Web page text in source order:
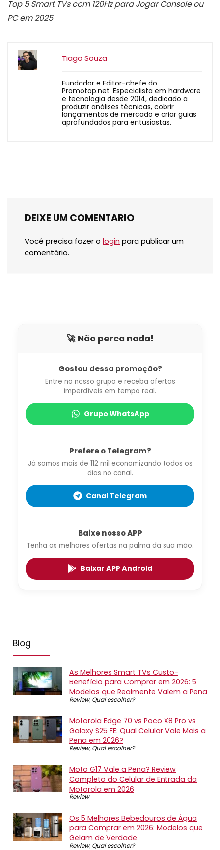
Top 5 Smart TVs com 120Hz para Jogar Console ou
PC em 2025
Tiago Souza
Fundador e Editor-chefe do
Promotop.net. Especialista em hardware
e tecnologia desde 2014, dedicado a
produzir análises técnicas, cobrir
lançamentos de mercado e criar guias
aprofundados para entusiastas.
DEIXE UM COMENTARIO
Você precisa fazer o login para publicar um
comentário.
🚀 Não perca nada!
Gostou dessa promoção?
Entre no nosso grupo e receba ofertas
imperdíveis em tempo real.
Grupo WhatsApp
Prefere o Telegram?
Já somos mais de 112 mil economizando todos os
dias no canal.
Canal Telegram
Baixe nosso APP
Tenha as melhores ofertas na palma da sua mão.
Baixar APP Android
Blog
As Melhores Smart TVs Custo-
Benefício para Comprar em 2026: 5
Modelos que Realmente Valem a Pena
Review, Qual escolher?
Motorola Edge 70 vs Poco X8 Pro vs
Galaxy S25 FE: Qual Celular Vale Mais a
Pena em 2026?
Review, Qual escolher?
Moto G17 Vale a Pena? Review
Completo do Celular de Entrada da
Motorola em 2026
Review
Os 5 Melhores Bebedouros de Água
para Comprar em 2026: Modelos que
Gelam de Verdade
Review, Qual escolher?